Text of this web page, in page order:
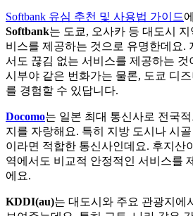
Softbank 유심 추천 및 사용법 가이드
Softbank는 도쿄, 오사카 등 대도시
비스를 제공하는 것으로 유명한데요.
서도 끊김 없는 서비스를 제공하는
시부야 같은 번화가는 물론, 도쿄 디
를 경험할 수 있답니다.
Docomo는 일본 최대 통신사로 전국
지를 자랑해요. 특히 지방 도시나 시
이라면 적합한 통신사인데요. 후지산
역에서도 비교적 안정적인 서비스를
에요.
KDDI(au)는 대도시와 주요 관광지에